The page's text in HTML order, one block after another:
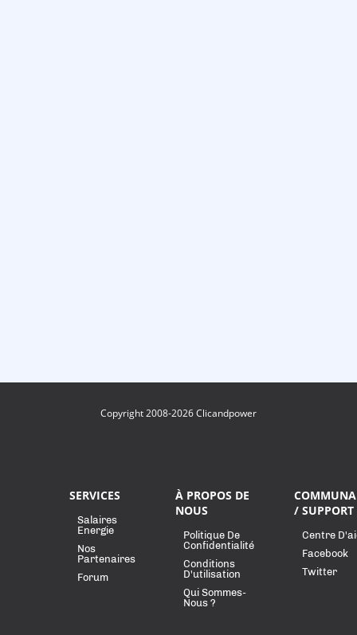
Copyright 2008-2026 Clicandpower
SERVICES
Salaires
Energie
Nos
Partenaires
Forum
À PROPOS DE
NOUS
Politique De
Confidentialité
Conditions
D'utilisation
Qui Sommes-
Nous ?
/ SUPPORT
Centre
Facebook
Twitter